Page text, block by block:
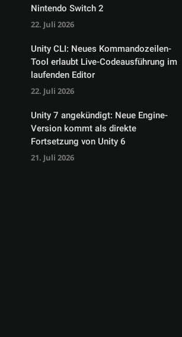
Nintendo Switch 2
22. Juli 2026
Unity CLI: Neues Kommandozeilen-
Tool erlaubt Live-Codeausführung im
laufenden Editor
22. Juli 2026
Unity 7 angekündigt: Neue Engine-
Version kommt als direkte
Fortsetzung von Unity 6
21. Juli 2026